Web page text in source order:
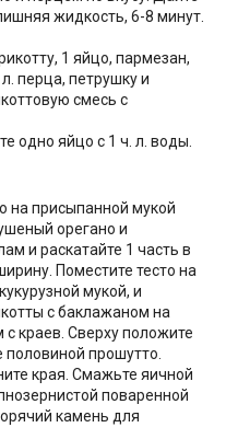
жидкость, 6-8 минут.
1 яйцо, пармезан,
перца, петрушку и
смесь с
одно яйцо с 1 ч. л. воды.
на присыпанной мукой
орегано и
и раскатайте 1 часть в
Поместите тесто на
мукой, и
с баклажаном на
краев. Сверху положите
прошутто.
края. Смажьте яичной
поваренной
камень для